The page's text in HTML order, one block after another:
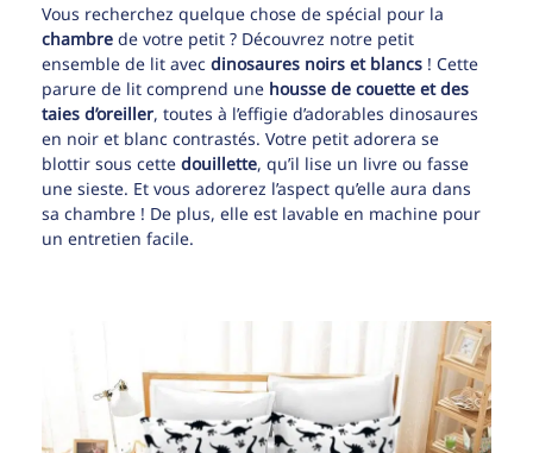
Vous recherchez quelque chose de spécial pour la
chambre de votre petit ? Découvrez notre petit
ensemble de lit avec dinosaures noirs et blancs ! Cette
parure de lit comprend une housse de couette et des
taies d’oreiller, toutes à l’effigie d’adorables dinosaures
en noir et blanc contrastés. Votre petit adorera se
blottir sous cette douillette, qu’il lise un livre ou fasse
une sieste. Et vous adorerez l’aspect qu’elle aura dans
sa chambre ! De plus, elle est lavable en machine pour
un entretien facile.